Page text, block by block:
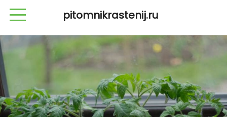
pitomnikrastenij.ru